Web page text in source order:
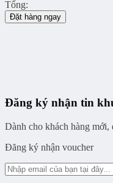
Tổng:
Đặt hàng ngay
Đăng ký nhận tin
Dành cho khách hàng mới,
Đăng ký nhận voucher